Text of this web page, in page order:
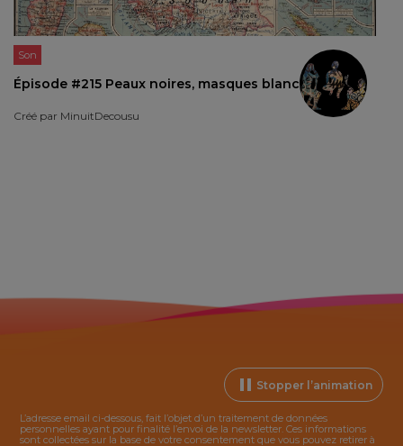
Son
Épisode #215 Peaux noires, masques blancs
Créé par MinuitDecousu
Stopper l’animation
L’adresse email ci-dessous, fait l’objet d’un traitement de données
personnelles ayant pour finalité l’envoi de la newsletter. Ces informations
sont collectées sur la base de votre consentement que vous pouvez retirer à